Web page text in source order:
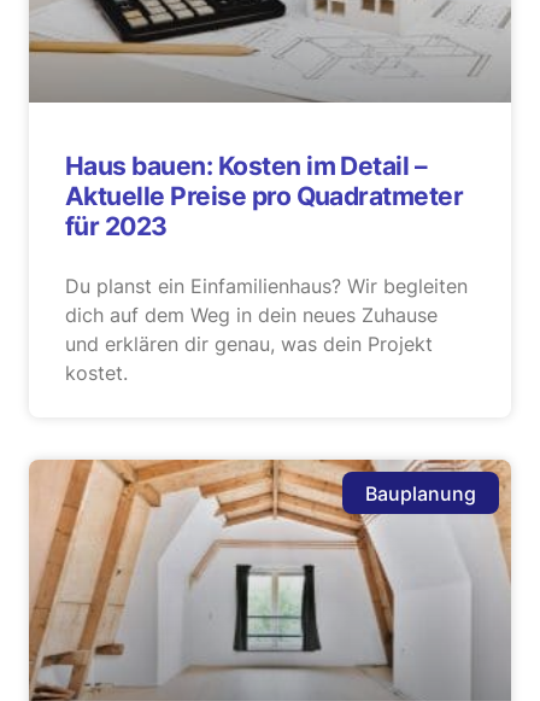
Haus bauen: Kosten im Detail –
Aktuelle Preise pro Quadratmeter
für 2023
Du planst ein Einfamilienhaus? Wir begleiten
dich auf dem Weg in dein neues Zuhause
und erklären dir genau, was dein Projekt
kostet.
Bauplanung